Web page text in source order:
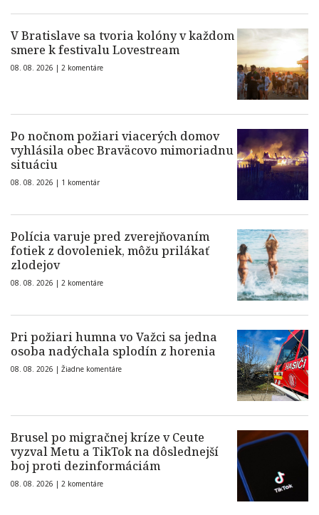
V Bratislave sa tvoria kolóny v každom
smere k festivalu Lovestream
08. 08. 2026 | 2 komentáre
Po nočnom požiari viacerých domov
vyhlásila obec Braväcovo mimoriadnu
situáciu
08. 08. 2026 | 1 komentár
Polícia varuje pred zverejňovaním
fotiek z dovoleniek, môžu prilákať
zlodejov
08. 08. 2026 | 2 komentáre
Pri požiari humna vo Važci sa jedna
osoba nadýchala splodín z horenia
08. 08. 2026 | Žiadne komentáre
Brusel po migračnej kríze v Ceute
vyzval Metu a TikTok na dôslednejší
boj proti dezinformáciám
08. 08. 2026 | 2 komentáre